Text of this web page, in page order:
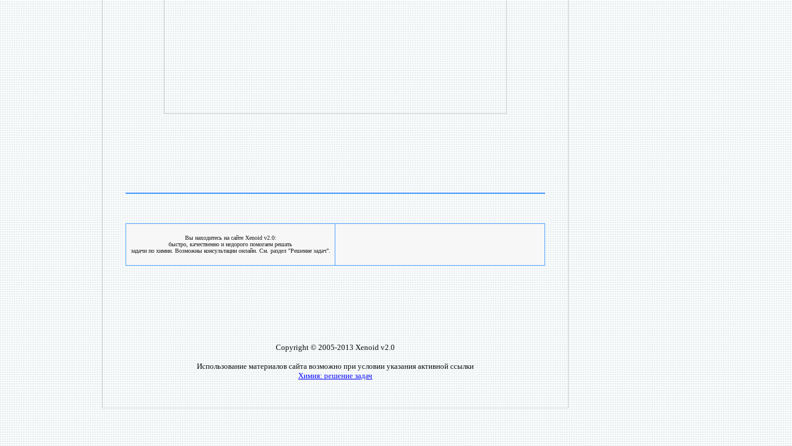
Вы находитесь на сайте Xenoid v2.0:
быстро, качественно и недорого помогаем решать
задачи по химии. Возможны консультации онлайн. См. раздел "Решение задач".
Copyright © 2005-2013 Xenoid v2.0
Использование материалов сайта возможно при условии указания активной ссылки
Химия: решение задач